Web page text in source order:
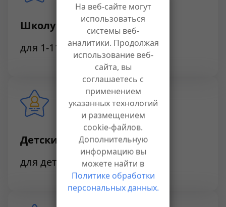
Школу
для 1-11 классов на 275 мест
Детский сад
для детей 3-6 лет на 100 мест
На веб-сайте могут
использоваться
системы веб-
аналитики. Продолжая
использование веб-
сайта, вы
соглашаетесь с
применением
указанных технологий
и размещением
cookie-файлов.
Дополнительную
информацию вы
можете найти в
Политике обработки
персональных данных.